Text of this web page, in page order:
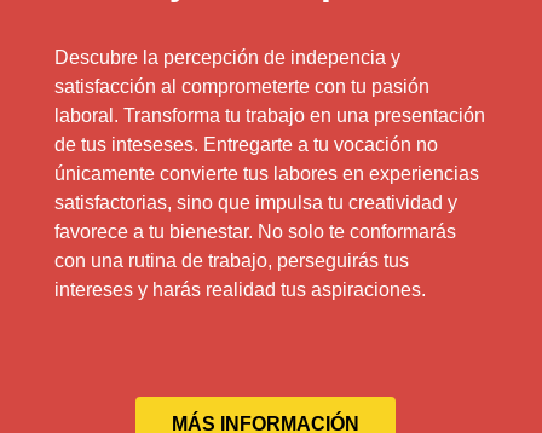
Descubre la percepción de indepencia y
satisfacción al comprometerte con tu pasión
laboral. Transforma tu trabajo en una presentación
de tus inteseses. Entregarte a tu vocación no
únicamente convierte tus labores en experiencias
satisfactorias, sino que impulsa tu creatividad y
favorece a tu bienestar. No solo te conformarás
con una rutina de trabajo, perseguirás tus
intereses y harás realidad tus aspiraciones.
MÁS INFORMACIÓN